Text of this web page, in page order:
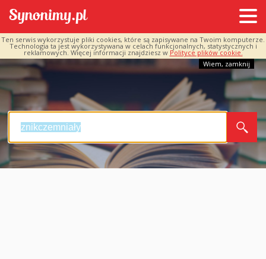
Ten serwis wykorzystuje pliki cookies, które są zapisywane na Twoim komputerze.
Technologia ta jest wykorzystywana w celach funkcjonalnych, statystycznych i
reklamowych. Więcej informacji znajdziesz w Polityce plików cookie.
Wiem, zamknij